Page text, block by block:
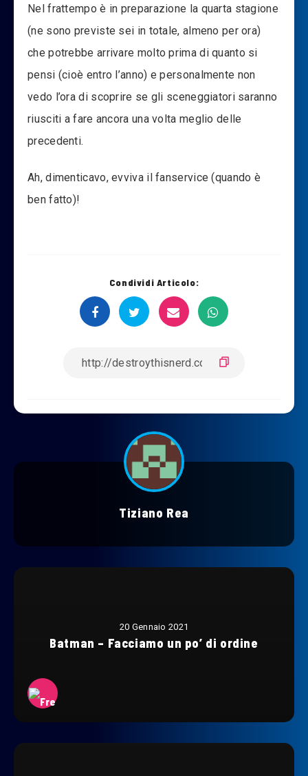
Nel frattempo è in preparazione la quarta stagione
(ne sono previste sei in totale, almeno per ora)
che potrebbe arrivare molto prima di quanto si
pensi (cioè entro l’anno) e personalmente non
vedo l’ora di scoprire se gli sceneggiatori saranno
riusciti a fare ancora una volta meglio delle
precedenti.
Ah, dimenticavo, evviva il fanservice (quando è
ben fatto)!
Condividi Articolo:
Tiziano Rea
20 Gennaio 2021
Batman – Facciamo un po’ di ordine